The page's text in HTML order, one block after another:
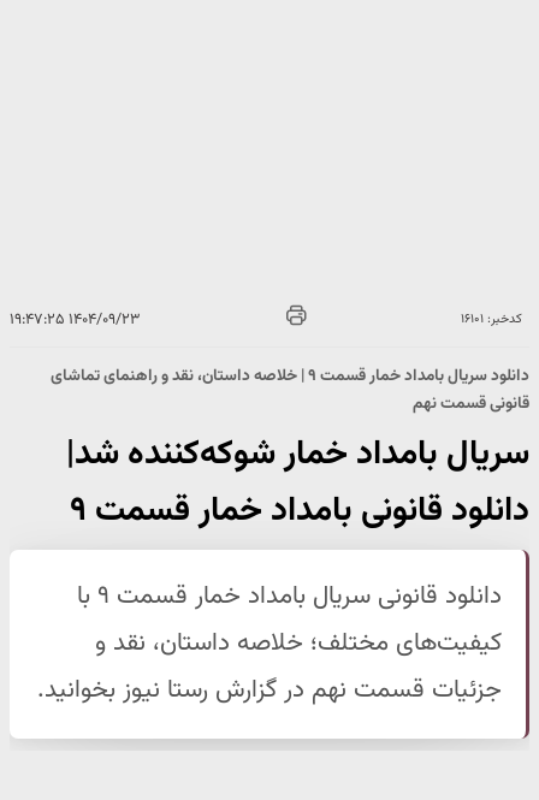
کدخبر: ۱۶۱۰۱ ۱۴۰۴/۰۹/۲۳ ۱۹:۴۷:۲۵
دانلود سریال بامداد خمار قسمت ۹ | خلاصه داستان، نقد و راهنمای تماشای
قانونی قسمت نهم
سریال بامداد خمار شوکه‌کننده شد|
دانلود قانونی بامداد خمار قسمت ۹
دانلود قانونی سریال بامداد خمار قسمت ۹ با
کیفیت‌های مختلف؛ خلاصه داستان، نقد و
جزئیات قسمت نهم در گزارش رستا نیوز بخوانید.